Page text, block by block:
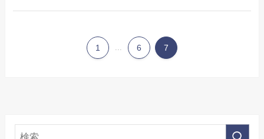
1 ... 6 7